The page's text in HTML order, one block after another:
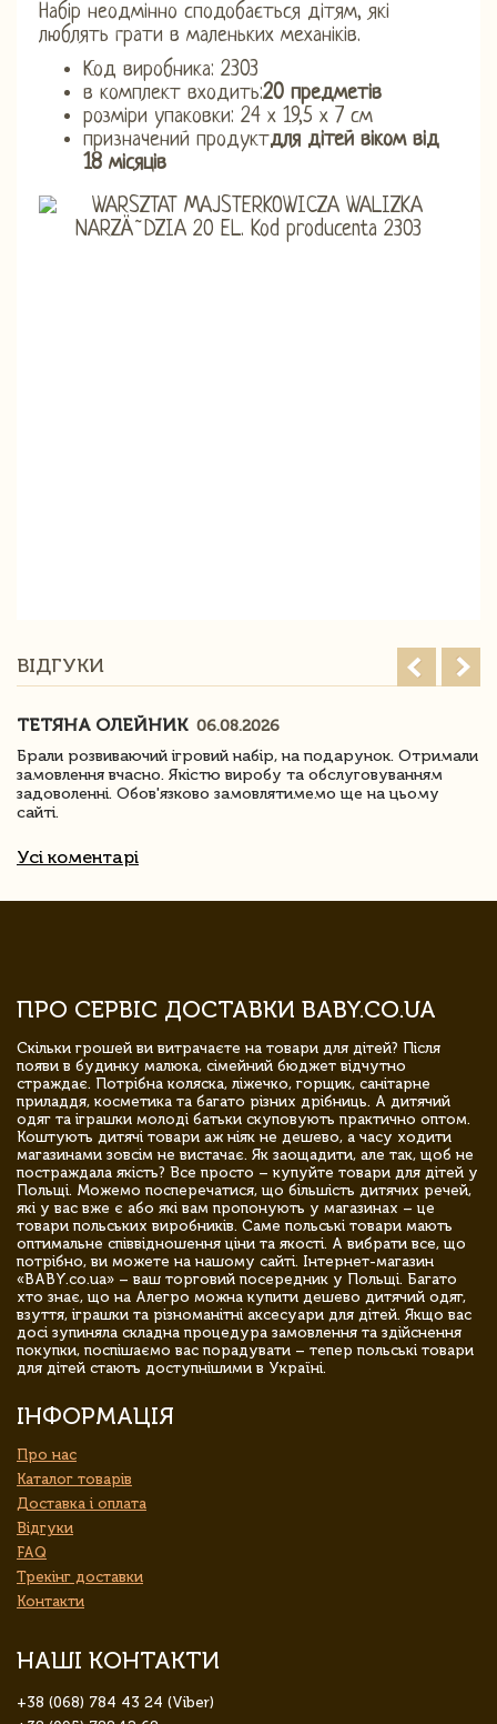
Набір неодмінно сподобається дітям, які
люблять грати в маленьких механіків.
Код виробника: 2303
в комплект входить:20 предметів
розміри упаковки: 24 х 19,5 х 7 см
призначений продуктдля дітей віком від
18 місяців
ВІДГУКИ
ТЕТЯНА ОЛЕЙНИК 06.08.2026
Брали розвиваючий ігровий набір, на подарунок. Отримали
замовлення вчасно. Якістю виробу та обслуговуванням
задоволенні. Обов'язково замовлятимемо ще на цьому
сайті.
Усі коментарі
ПРО СЕРВІС ДОСТАВКИ BABY.CO.UA
Скільки грошей ви витрачаєте на товари для дітей? Після
появи в будинку малюка, сімейний бюджет відчутно
страждає. Потрібна коляска, ліжечко, горщик, санітарне
приладдя, косметика та багато різних дрібниць. А дитячий
одяг та іграшки молоді батьки скуповують практично оптом.
Коштують дитячі товари аж ніяк не дешево, а часу ходити
магазинами зовсім не вистачає. Як заощадити, але так, щоб не
постраждала якість? Все просто – купуйте товари для дітей у
Польщі. Можемо посперечатися, що більшість дитячих речей,
які у вас вже є або які вам пропонують у магазинах – це
товари польських виробників. Саме польські товари мають
оптимальне співвідношення ціни та якості. А вибрати все, що
потрібно, ви можете на нашому сайті. Інтернет-магазин
«BABY.co.ua» – ваш торговий посередник у Польщі. Багато
хто знає, що на Алегро можна купити дешево дитячий одяг,
взуття, іграшки та різноманітні аксесуари для дітей. Якщо вас
досі зупиняла складна процедура замовлення та здійснення
покупки, поспішаємо вас порадувати – тепер польські товари
для дітей стають доступнішими в Україні.
ІНФОРМАЦІЯ
Про нас
Каталог товарів
Доставка і оплата
Відгуки
FAQ
Трекінг доставки
Контакти
НАШІ КОНТАКТИ
+38 (068) 784 43 24 (Viber)